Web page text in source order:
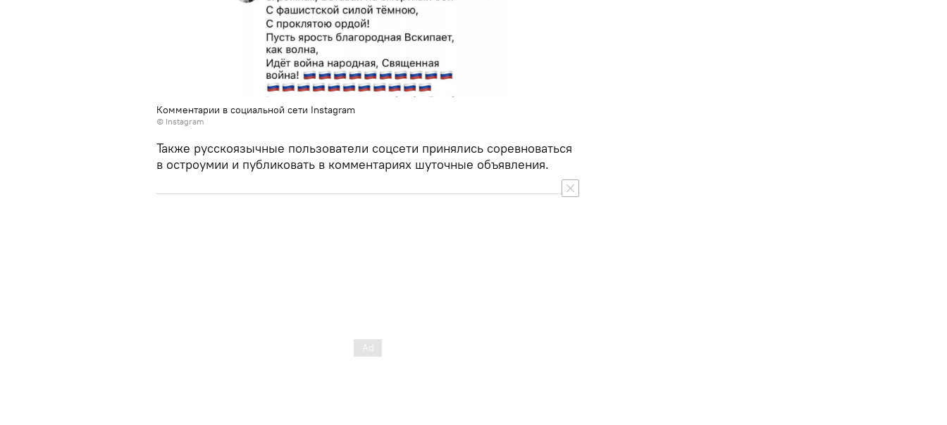
Комментарии в социальной сети Instagram
© Instagram
Также русскоязычные пользователи соцсети принялись соревноваться
в остроумии и публиковать в комментариях шуточные объявления.